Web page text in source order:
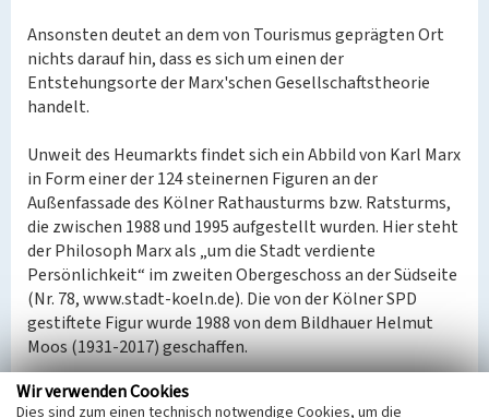
Ansonsten deutet an dem von Tourismus geprägten Ort
nichts darauf hin, dass es sich um einen der
Entstehungsorte der Marx'schen Gesellschaftstheorie
handelt.
Unweit des Heumarkts findet sich ein Abbild von Karl Marx
in Form einer der 124 steinernen Figuren an der
Außenfassade des Kölner Rathausturms bzw. Ratsturms,
die zwischen 1988 und 1995 aufgestellt wurden. Hier steht
der Philosoph Marx als „um die Stadt verdiente
Persönlichkeit“ im zweiten Obergeschoss an der Südseite
(Nr. 78, www.stadt-koeln.de). Die von der Kölner SPD
gestiftete Figur wurde 1988 von dem Bildhauer Helmut
Moos (1931-2017) geschaffen.
Hinweis
Wir verwenden Cookies
Dies sind zum einen technisch notwendige Cookies, um die